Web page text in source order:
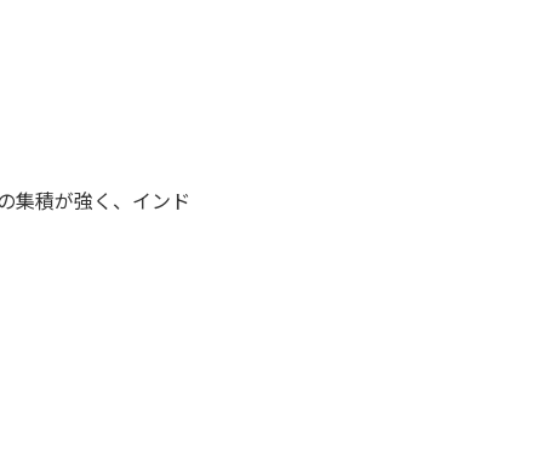
集積が強く、インド